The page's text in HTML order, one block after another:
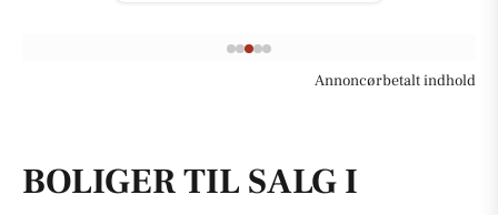
Annoncørbetalt indhold
BOLIGER TIL SALG I